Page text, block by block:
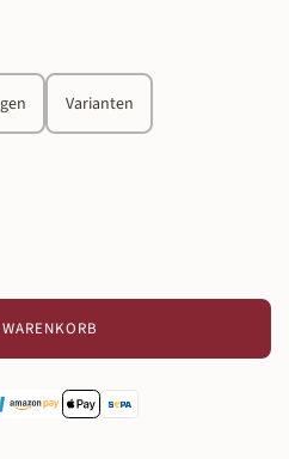
Varianten
gewünschten Wert